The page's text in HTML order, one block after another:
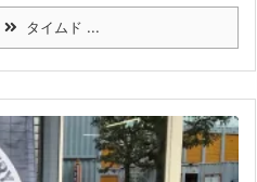
タイムド ...